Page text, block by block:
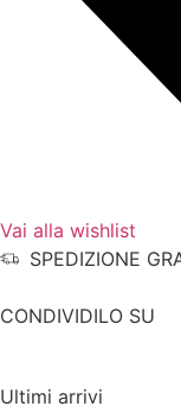
Vai alla wishlist
SPEDIZIONE
CONDIVIDILO SU
Ultimi arrivi